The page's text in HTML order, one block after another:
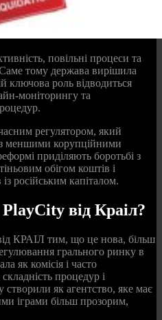
повільні процеси та
тому держава вирішила
ключова роль відводиться
моніторингу та
регулятором, який
меншими корупційними
приділяють боротьбі з
обігом коштів і
російським капіталом.
від Краіл?
КРАІЛ тим, що це нова, більш
грального ринку в
як комісія і часто
процедур і
як агентство, яке має
іграми більш прозорим,